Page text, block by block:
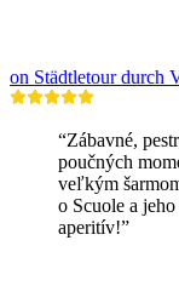
on Städtletour durch
“Zábavné,
poučných
veľkým
o Scuole a
aperitív!”